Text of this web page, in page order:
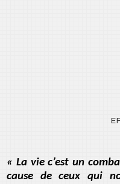
« La vie c’est un
cause de ceux qui